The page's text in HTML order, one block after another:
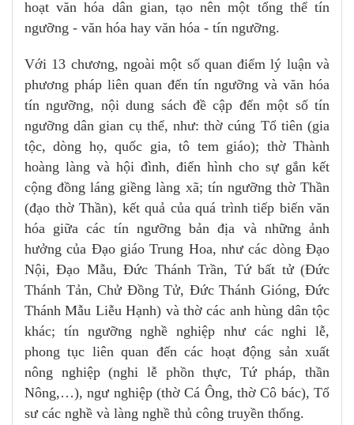
hoạt văn hóa dân gian, tạo nên một tổng thể tín
ngưỡng - văn hóa hay văn hóa - tín ngưỡng.
Với 13 chương, ngoài một số quan điểm lý luận và
phương pháp liên quan đến tín ngưỡng và văn hóa
tín ngưỡng, nội dung sách đề cập đến một số tín
ngưỡng dân gian cụ thể, như: thờ cúng Tổ tiên (gia
tộc, dòng họ, quốc gia, tô tem giáo); thờ Thành
hoàng làng và hội đình, điển hình cho sự gắn kết
cộng đồng láng giềng làng xã; tín ngưỡng thờ Thần
(đạo thờ Thần), kết quả của quá trình tiếp biến văn
hóa giữa các tín ngưỡng bản địa và những ảnh
hưởng của Đạo giáo Trung Hoa, như các dòng Đạo
Nội, Đạo Mẫu, Đức Thánh Trần, Tứ bất tử (Đức
Thánh Tản, Chử Đồng Tử, Đức Thánh Gióng, Đức
Thánh Mẫu Liễu Hạnh) và thờ các anh hùng dân tộc
khác; tín ngưỡng nghề nghiệp như các nghi lễ,
phong tục liên quan đến các hoạt động sản xuất
nông nghiệp (nghi lễ phồn thực, Tứ pháp, thần
Nông,…), ngư nghiệp (thờ Cá Ông, thờ Cô bác), Tổ
sư các nghề và làng nghề thủ công truyền thống.